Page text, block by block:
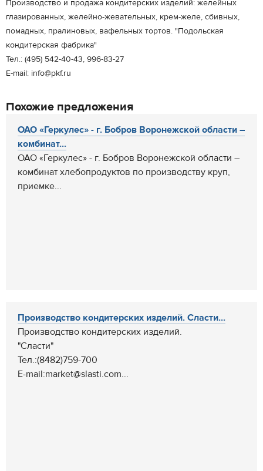
Производство и продажа кондитерских изделий: желейных
глазированных, желейно-жевательных, крем-желе, сбивных,
помадных, пралиновых, вафельных тортов. "Подольская
кондитерская фабрика"
Тел.: (495) 542-40-43, 996-83-27
E-mail: info@pkf.ru
Похожие предложения
ОАО «Геркулес» - г. Бобров Воронежской области –
комбинат...
ОАО «Геркулес» - г. Бобров Воронежской области –
комбинат хлебопродуктов по производству круп,
приемке...
Производство кондитерских изделий. Сласти...
Производство кондитерских изделий.
"Сласти"
Тел.:(8482)759-700
E-mail:market@slasti.com...